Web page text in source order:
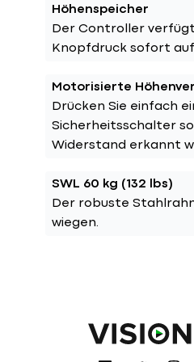
Höhenspeicher
Der Controller
Knopfdruck sofort
Motorisierte
Drücken Sie einfach
Sicherheitsschalter
Widerstand erkannt
SWL 60 kg (132 lbs)
Der robuste
wiegen.